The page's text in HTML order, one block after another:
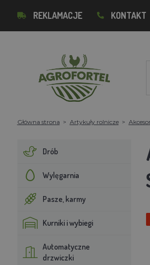
REKLAMACJE KONTAKT
Główna strona Artykuły rolnicze
Drób
Wylęgarnia
Pasze, karmy
Kurniki i wybiegi
Automatyczne
drzwiczki